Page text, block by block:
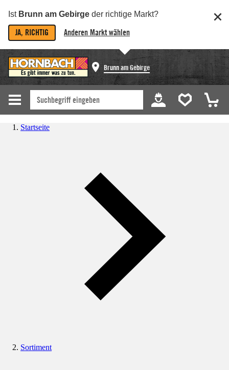
Ist Brunn am Gebirge der richtige Markt?
JA, RICHTIG Anderen Markt wählen
Brunn am Gebirge
Startseite
Sortiment